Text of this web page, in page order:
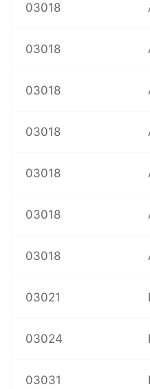
03018
03018
03018
03018
03018
03018
03018
03021
03024
03031